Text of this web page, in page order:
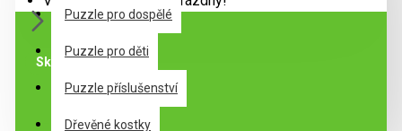
Puzzle pro dospělé
Puzzle pro děti
Puzzle příslušenství
Dřevěné kostky
Skladem
Specifikace